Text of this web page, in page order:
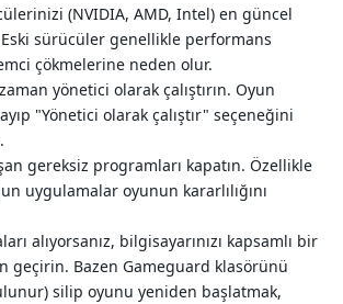
(NVIDIA, AMD, Intel) en güncel
sürücüler genellikle performans
çökmelerine neden olur.
yönetici olarak çalıştırın. Oyun
"Yönetici olarak çalıştır" seçeneğini
gereksiz programları kapatın. Özellikle
uygulamalar oyunun kararlılığını
alıyorsanız, bilgisayarınızı kapsamlı bir
geçirin. Bazen Gameguard klasörünü
silip oyunu yeniden başlatmak,